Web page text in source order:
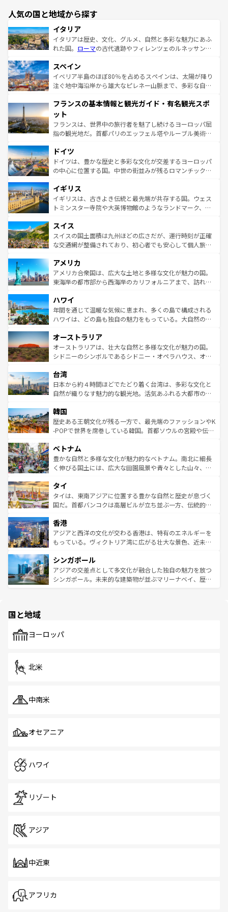
人気の国と地域から探す
イタリア
イタリアは歴史、文化、グルメ、自然と多彩な魅力にあふ
れた国。 ローマの古代遺跡やフィレンツェのルネッサンス
ろん、トスカーナの美しい田園風景やアマルフィ海岸の絶
景など、自然景観も見逃せない。観光の合間には、本場の
ピザやパスタなど、絶品のイタリア料理を堪能することも
ませてくれるイタリアで、忘れられない旅をしてみよう！
なお、新着のイタリア情報は
しい。
スペイン
イベリア半島のほぼ80％を占めるスペインは、太陽が降り
注ぐ地中海沿岸から雄大なピレネー山脈まで、多彩な自然
文化が根付くこの国では、情熱的なフラメンコ、熱気あふ
れる闘牛、そして美味しいタパスが生活の一部となってい
る。首都マドリードの洗練された雰囲気や、バルセロナの
アートに溢れた街角から、地方では古代ローマ遺跡や中世
せる。地方によって風土や気候が異なるスペインはその個
性で訪れる人を魅了する。 なお、新着のスペイン情報は コ
ンテンツ一覧を参照してほしい。
フランスの基本情報と観光ガイド・有名観光スポ
ット
フランスは、世界中の旅行者を魅了し続けるヨーロッパ屈
指の観光地だ。首都パリのエッフェル塔やルーブル美術館
で、幅広い魅力が詰まっている。華麗な宮殿、歴史的な大
聖堂、美しいビーチ、そして豊かな自然が、訪れる者を心
から魅了する。また、フランスは美食の国としても知ら
いる。シャンパンの発祥地であるランス、プロヴァンスの
香り高いラベンダー畑など、多彩な楽しみ方が可能だ。さ
らに、パリ以外の地域にも魅力が溢れており、どの街角に
れる地方に足を運ぶとそれぞれで全く異なる文化を体験で
きるだろう。 なお、新着のフランス情報はコンテンツ一覧
を参照してほしい。
ドイツ
ドイツは、豊かな歴史と多彩な文化が交差するヨーロッパ
の中心に位置する国。中世の街並みが残るロマンチック街
顔を持つこの国は、どこを歩いても飽きることがない。ベ
ルリンの文化的活気、バイエルン州のアルプスの絶景、そ
してライン川沿いのワイン畑といった風景は必見。ビール
は、お酒好きな人にはぜひ体験してほしい。 なお、新着の
ドイツ情報はコンテンツ一覧を参照してほしい。
イギリス
イギリスは、古きよき伝統と最先端が共存する国。ウェス
トミンスター寺院や大英博物館のようなランドマーク、歴
リアごとに異なる魅力がある。また、優雅なアフタヌーン
ティー、ビール好きにはたまらない英国パブ、サッカー観
戦など、本場だからこそできる体験も豊富。イギリスを旅
ンツ一覧を参照してほしい。
スイス
スイスの国土面積は九州ほどの広さだが、運行時刻が正確
な交通網が整備されており、初心者でも安心して個人旅行
の建物がそのまま残る町や、スイスならではのユニークな
博物館もあり、アルプス観光だけでなく町歩きも満喫する
ことができる。国民の所得が高いため物価も高いが、旅行
ば市内交通費無料で観光を楽しむこともできる。 なお、新
着のスイス情報はコンテンツ一覧 を参照してほしい。
アメリカ
アメリカ合衆国は、広大な土地と多様な文化が魅力の国。
東海岸の都市部から西海岸のカリフォルニアまで、訪れる
のような巨大都市は、観光、ショッピング、エンターテイ
ンメントが詰まった刺激的なスポットだ。一方、アメリカ
西部には大自然が広がり、グランドキャニオンやイエロー
部のニューオーリンズでは、音楽と美食が融合した独特の
文化が魅力。旅行者はアメリカの各地域で異なる魅力を楽
しみながら、その多様性と豊かな歴史を感じることができ
ならではの贅沢な旅のスタイルだ。 なお、新着のアメリカ
情報はコンテンツ一覧を参照してほしい。
ハワイ
年間を通じて温暖な気候に恵まれ、多くの島で構成される
ハワイは、どの島も独自の魅力をもっている。大自然の神
ワイ島は見逃せない。また、定番の観光地といえばオアフ
島だが、静かな自然を求めるならマウイ島やカウアイ島が
おすすめ。エメラルドグリーンに輝く海をはじめ、豊かな
れるおもてなしの心で訪れる人々を迎えてくれるハワイの
人々、おいしいローカルフードやハワイアンミュージッ
ク、伝統的なフラダンスなど、すべてがハワイの魅力を彩
ワイを、存分に味わってほしい。 なお、新着のハワイ情報
はコンテンツ一覧を参照してほしい。
オーストラリア
オーストラリアは、壮大な自然と多様な文化が魅力の国。
シドニーのシンボルであるシドニー・オペラハウス、オー
リアリーフや大陸中央部にそびえるウルル（エアーズロッ
ク）、タスマニアの美しい原生林やケアンズの熱帯雨林な
ど、見どころがたくさん。また、カフェやワイン、オージ
いる。アクティビティも充実しており、サーフィンやダイ
ビング、ハイキングなど、アウトドア好きにはたまらな
い。オーストラリアの多彩な魅力を存分に味わいつくそ
参照してほしい。
台湾
日本から約４時間ほどでたどり着く台湾は、多彩な文化と
自然が織りなす魅力的な観光地。活気あふれる大都市の台
ン）、静ひつな山岳地帯である台湾東部など、都市の喧騒
と山間の静けさが共存しており、訪れる人に新しい発見と
驚きをもたらしてくれる。また、奥深い台湾の食文化も魅
容にもいいと評判のスイーツなど、バラエティ豊かな料理
が味わえる。 なお、新着の台湾情報は コンテンツ一覧を参
照してほしい。
韓国
歴史ある王朝文化が残る一方で、最先端のファッションやK
-POPで世界を席巻している韓国。首都ソウルの宮殿や伝統
き、地方に足を延ばせば四季折々の自然美を楽しむことが
できる。そして、キムチや焼肉、絶品のストリートフード
まで、さまざまな韓国料理が待っている。夜には、韓国な
リティに包まれながら、韓国の多彩な魅力を心ゆくまで味
わってみてほしい。 なお、新着の韓国情報はコンテンツ一
覧を参照してほしい。
ベトナム
豊かな自然と多様な文化が魅力的なベトナム。南北に細長
く伸びる国土には、広大な田園風景や青々とした山々、世
急速な発展と共に伝統が息づく。ハノイの古い町並みやホ
ーチミン市のフランス統治時代の建物も、独特の雰囲気を
醸し出している。また、バラエティの豊かさとおいしさで
とつ。フォーやバインミー、ベトナムコーヒーなどは、ぜ
ひ現地で味わいたい。どの地域を訪れてもあたたかい人々
が旅行者を迎えてくれるので、きっと忘れられない旅にな
参照してほしい。
タイ
タイは、東南アジアに位置する豊かな自然と歴史が息づく
国だ。首都バンコクは高層ビルが立ち並ぶ一方、伝統的な
の活気が交差している。北部ではチェンマイなどの山岳地
帯で自然と触れ合い、南部ではプーケットやクラビの美し
いビーチでリゾート気分を楽しむことができる。タイ料理
激する。気候は一年中温暖で、どの季節にも異なる楽しみ
が待っている。親しみやすいタイの人々、仏教を中心とし
た文化、そして多様な観光資源が、訪れる旅人を魅了し続
香港
アジアと西洋の文化が交わる香港は、特有のエネルギーを
もっている。ヴィクトリア湾に広がる壮大な景色、近未来
み、どこを訪れても感動するはず。観光スポットが密集し
ており、効率よく見どころを回れるのも魅力。息をのむよ
うな絶景から文化的な体験まで、香港を存分に楽しみ尽く
シンガポール
アジアの交差点として多文化が融合した独自の魅力を放つ
シンガポール。未来的な建築物が並ぶマリーナベイ、歴史
で、ホーカーズは地元の風情を楽しめる外せないスポット
国と地域
ヨーロッパ
北米
中南米
オセアニア
ハワイ
リゾート
アジア
中近東
アフリカ